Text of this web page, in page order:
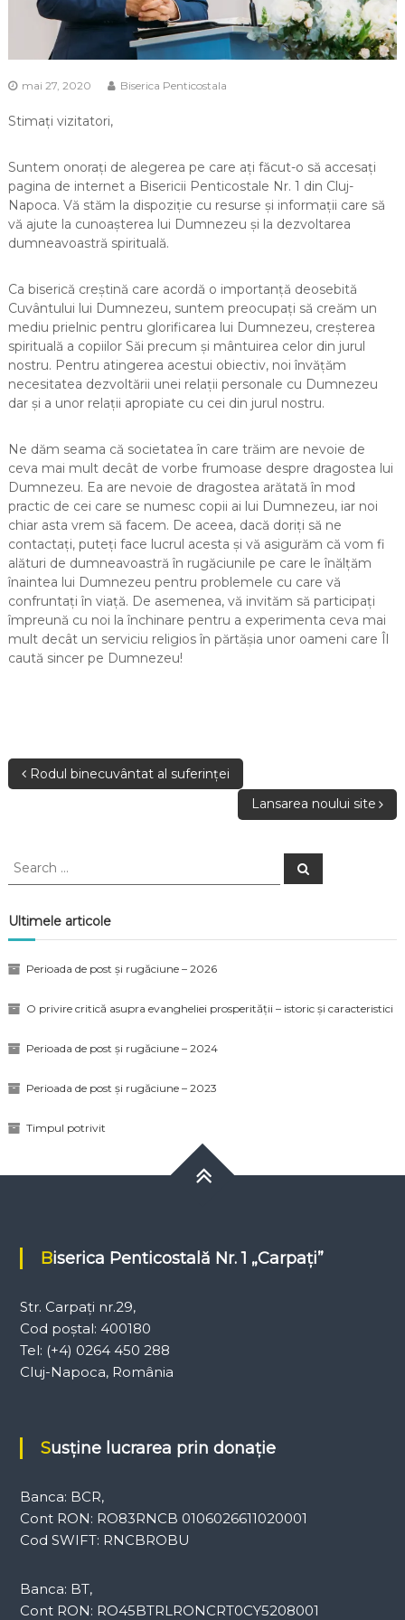
mai 27, 2020 Biserica Penticostala
Stimați vizitatori,
Suntem onorați de alegerea pe care ați făcut-o să accesați
pagina de internet a Bisericii Penticostale Nr. 1 din Cluj-
Napoca. Vă stăm la dispoziție cu resurse și informații care să
vă ajute la cunoașterea lui Dumnezeu și la dezvoltarea
dumneavoastră spirituală.
Ca biserică creștină care acordă o importanță deosebită
Cuvântului lui Dumnezeu, suntem preocupați să creăm un
mediu prielnic pentru glorificarea lui Dumnezeu, creșterea
spirituală a copiilor Săi precum și mântuirea celor din jurul
nostru. Pentru atingerea acestui obiectiv, noi învățăm
necesitatea dezvoltării unei relații personale cu Dumnezeu
dar și a unor relații apropiate cu cei din jurul nostru.
Ne dăm seama că societatea în care trăim are nevoie de
ceva mai mult decât de vorbe frumoase despre dragostea lui
Dumnezeu. Ea are nevoie de dragostea arătată în mod
practic de cei care se numesc copii ai lui Dumnezeu, iar noi
chiar asta vrem să facem. De aceea, dacă doriți să ne
contactați, puteți face lucrul acesta și vă asigurăm că vom fi
alături de dumneavoastră în rugăciunile pe care le înălțăm
înaintea lui Dumnezeu pentru problemele cu care vă
confruntați în viață. De asemenea, vă invităm să participați
împreună cu noi la închinare pentru a experimenta ceva mai
mult decât un serviciu religios în părtășia unor oameni care Îl
caută sincer pe Dumnezeu!
Rodul binecuvântat al suferinței
Lansarea noului site
Ultimele articole
Perioada de post și rugăciune – 2026
O privire critică asupra evangheliei prosperității – istoric și caracteristici
Perioada de post și rugăciune – 2024
Perioada de post și rugăciune – 2023
Timpul potrivit
Biserica Penticostală Nr. 1 „Carpați”
Str. Carpați nr.29,
Cod poștal: 400180
Tel: (+4) 0264 450 288
Cluj-Napoca, România
Susține lucrarea prin donație
Banca: BCR,
Cont RON: RO83RNCB 0106026611020001
Cod SWIFT: RNCBROBU
Banca: BT,
Cont RON: RO45BTRLRONCRT0CY5208001